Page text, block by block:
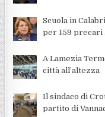
Scuola in
per 159 precari
A Lamezia
città all’altezza
Il sindaco di
partito di